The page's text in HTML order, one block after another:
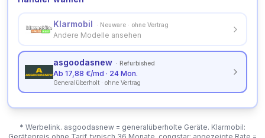
Klarmobil · Neuware · ohne Vertrag
Andere Modelle ansehen
asgoodasnew · Refurbished
Ab 17,88 €/md · 24 Mon.
Generalüberholt · ohne Vertrag
* Werbelink. asgoodasnew = generalüberholte Geräte. Klarmobil: